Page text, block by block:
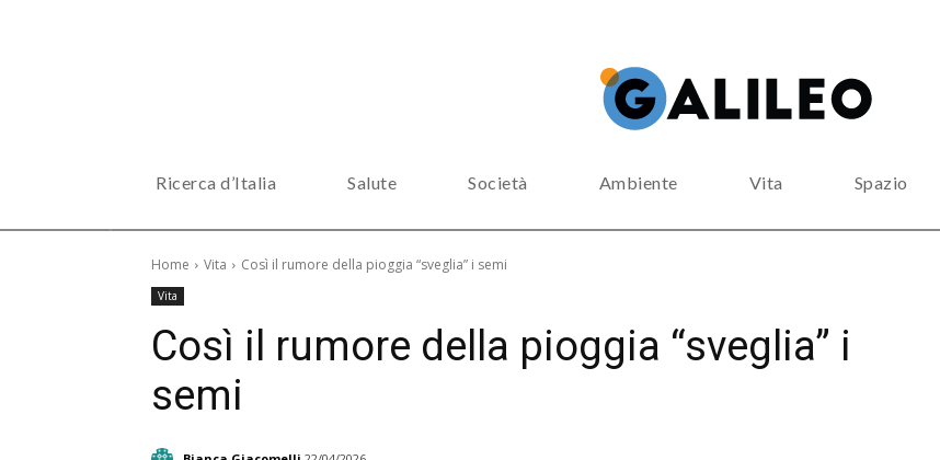
Ricerca d’Italia Salute Società Ambiente Vita Spazio
Home Vita Così il rumore della pioggia “sveglia” i semi
Vita
Così il rumore della pioggia “sveglia” i
semi